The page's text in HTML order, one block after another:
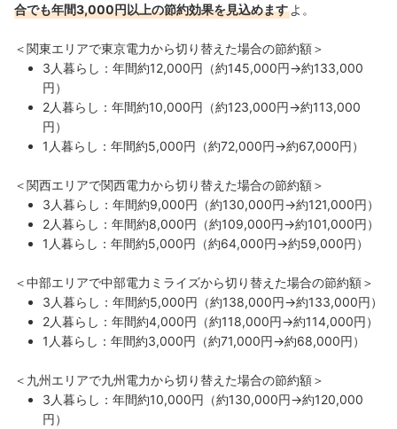
合でも年間3,000円以上の節約効果を見込めます よ。
＜関東エリアで東京電力から切り替えた場合の節約額＞
3人暮らし：年間約12,000円（約145,000円→約133,000
円）
2人暮らし：年間約10,000円（約123,000円→約113,000
円）
1人暮らし：年間約5,000円（約72,000円→約67,000円）
＜関西エリアで関西電力から切り替えた場合の節約額＞
3人暮らし：年間約9,000円（約130,000円→約121,000円）
2人暮らし：年間約8,000円（約109,000円→約101,000円）
1人暮らし：年間約5,000円（約64,000円→約59,000円）
＜中部エリアで中部電力ミライズから切り替えた場合の節約額＞
3人暮らし：年間約5,000円（約138,000円→約133,000円）
2人暮らし：年間約4,000円（約118,000円→約114,000円）
1人暮らし：年間約3,000円（約71,000円→約68,000円）
＜九州エリアで九州電力から切り替えた場合の節約額＞
3人暮らし：年間約10,000円（約130,000円→約120,000
円）